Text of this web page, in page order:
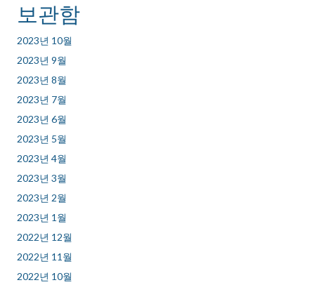
보관함
2023년 10월
2023년 9월
2023년 8월
2023년 7월
2023년 6월
2023년 5월
2023년 4월
2023년 3월
2023년 2월
2023년 1월
2022년 12월
2022년 11월
2022년 10월